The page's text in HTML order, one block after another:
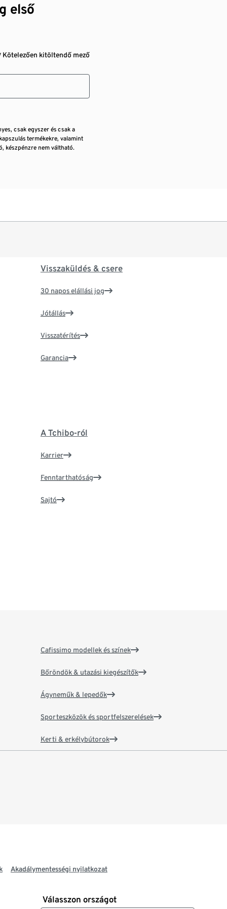
első
Kötelezően kitöltendő mező
csak egyszer és csak a
termékekre, valamint
készpénzre nem váltható.
Visszaküldés & csere
30 napos elállási jog
Jótállás
Visszatérítés
Garancia
A Tchibo-ról
Karrier
Fenntarthatóság
Sajtó
Cafissimo modellek és színek
Bőröndök & utazási kiegészítők
Ágyneműk & lepedők
Sporteszközök és sportfelszerelések
Kerti & erkélybútorok
Akadálymentességi nyilatkozat
Válasszon országot